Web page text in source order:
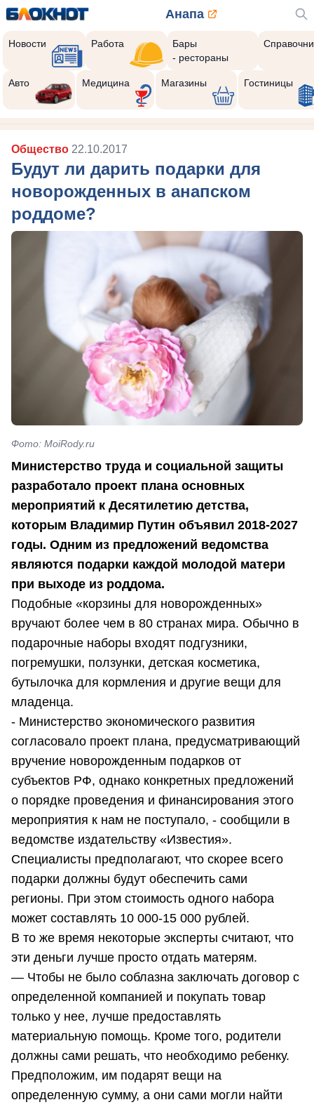
Анапа
Новости Работа
Бары
- рестораны
Авто Медицина Магазины Гостиницы
Общество 22.10.2017
Будут ли дарить подарки для
новорожденных в анапском
роддоме?
Фото: MoiRody.ru
Министерство труда и социальной защиты
разработало проект плана основных
мероприятий к Десятилетию детства,
которым Владимир Путин объявил 2018-2027
годы. Одним из предложений ведомства
являются подарки каждой молодой матери
при выходе из роддома.
Подобные «корзины для новорожденных»
вручают более чем в 80 странах мира. Обычно в
подарочные наборы входят подгузники,
погремушки, ползунки, детская косметика,
бутылочка для кормления и другие вещи для
младенца.
- Министерство экономического развития
согласовало проект плана, предусматривающий
вручение новорожденным подарков от
субъектов РФ, однако конкретных предложений
о порядке проведения и финансирования этого
мероприятия к нам не поступало, - сообщили в
ведомстве издательству «Известия».
Специалисты предполагают, что скорее всего
подарки должны будут обеспечить сами
регионы. При этом стоимость одного набора
может составлять 10 000-15 000 рублей.
В то же время некоторые эксперты считают, что
эти деньги лучше просто отдать матерям.
— Чтобы не было соблазна заключать договор с
определенной компанией и покупать товар
только у нее, лучше предоставлять
материальную помощь. Кроме того, родители
должны сами решать, что необходимо ребенку.
Предположим, им подарят вещи на
определенную сумму, а они сами могли найти